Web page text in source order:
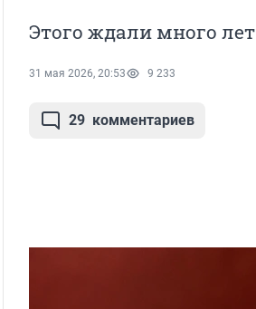
Этого ждали много лет
31 мая 2026, 20:53 9 233
29 комментариев